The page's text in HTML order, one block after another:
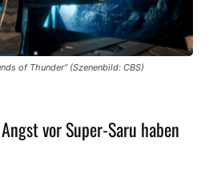
of Thunder” (Szenenbild: CBS)
vor Super-Saru haben